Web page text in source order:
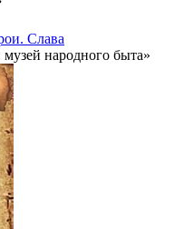
Слава
народного быта»